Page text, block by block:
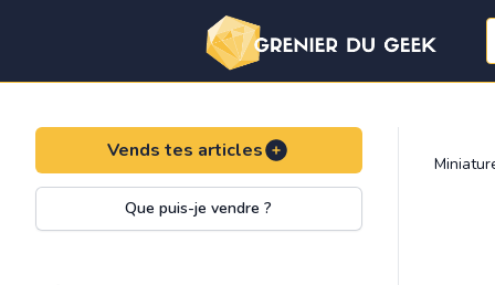
Vends tes articles
Que puis-je vendre ?